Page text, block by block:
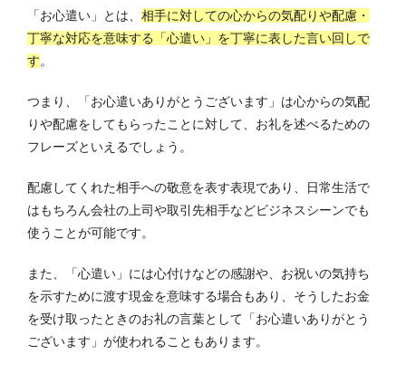
「お心遣い」とは、 相手に対しての心からの気配りや配慮・
丁寧な対応を意味する「心遣い」を丁寧に表した言い回しで
す。
つまり、「お心遣いありがとうございます」は心からの気配
りや配慮をしてもらったことに対して、お礼を述べるための
フレーズといえるでしょう。
配慮してくれた相手への敬意を表す表現であり、日常生活で
はもちろん会社の上司や取引先相手などビジネスシーンでも
使うことが可能です。
また、「心遣い」には心付けなどの感謝や、お祝いの気持ち
を示すために渡す現金を意味する場合もあり、そうしたお金
を受け取ったときのお礼の言葉として「お心遣いありがとう
ございます」が使われることもあります。